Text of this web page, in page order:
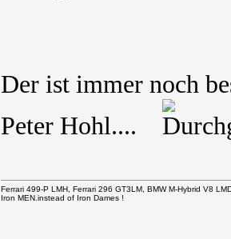
Der ist immer noch
Peter Hohl....
Ferrari 499-P LMH, Ferrari 296 GT3LM, BMW M-Hybrid V8
Iron MEN.instead of Iron Dames !